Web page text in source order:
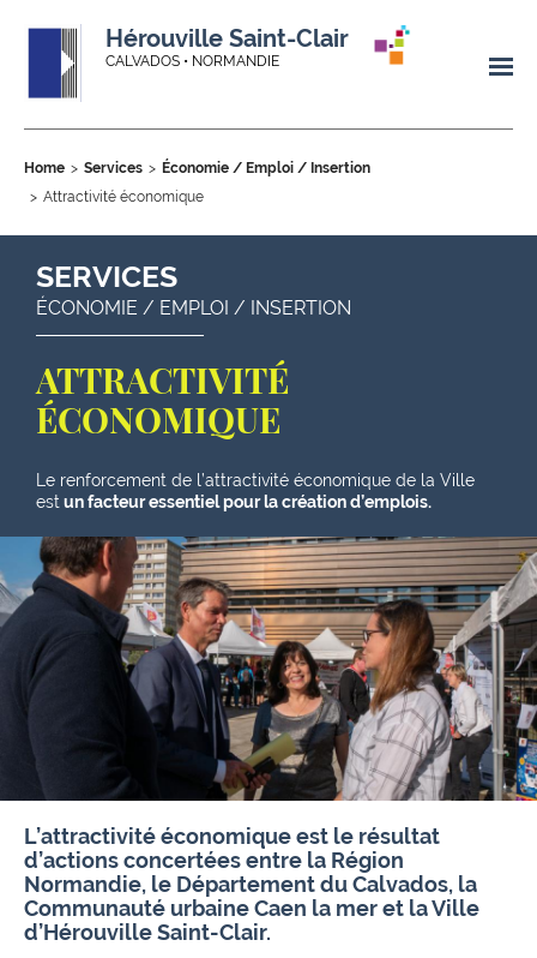
Hérouville Saint-Clair
CALVADOS • NORMANDIE
Home Services
Économie / Emploi / Insertion
Attractivité économique
SERVICES
ÉCONOMIE / EMPLOI / INSERTION
ATTRACTIVITÉ
ÉCONOMIQUE
Le renforcement de l’attractivité économique de la Ville
est un facteur essentiel pour la création d’emplois.
L’attractivité économique est le résultat
d’actions concertées entre la Région
Normandie, le Département du Calvados, la
Communauté urbaine Caen la mer et la Ville
d’Hérouville Saint-Clair.